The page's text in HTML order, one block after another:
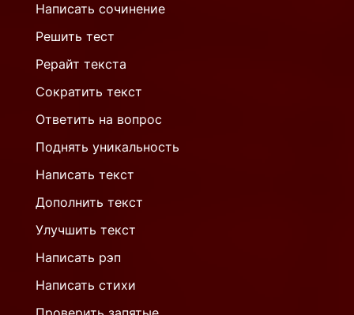
Написать сочинение
Решить тест
Рерайт текста
Сократить текст
Ответить на вопрос
Поднять уникальность
Написать текст
Дополнить текст
Улучшить текст
Написать рэп
Написать стихи